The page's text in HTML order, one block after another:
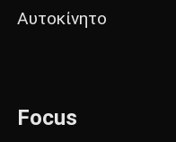
Αυτοκίνητο
Focus